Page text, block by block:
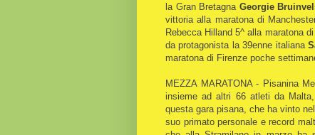
la Gran Bretagna Georgie
vittoria alla maratona di
Rebecca Hilland 5^ alla maratona
da protagonista la 39enne italiana
maratona di Firenze poche
MEZZA MARATONA - Pisanina
insieme ad altri 66 atleti da
questa gara pisana, che ha vinto
suo primato personale e record